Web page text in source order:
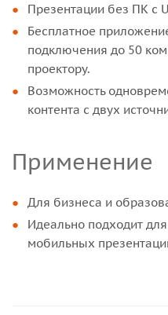
Презентации без ПК с
Бесплатное
подключения до 50
проектору.
Возможность
контента с двух
Применение
Для бизнеса и
Идеально подходит
мобильных